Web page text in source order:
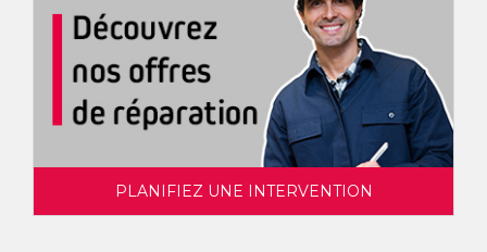
PLANIFIEZ UNE INTERVENTION